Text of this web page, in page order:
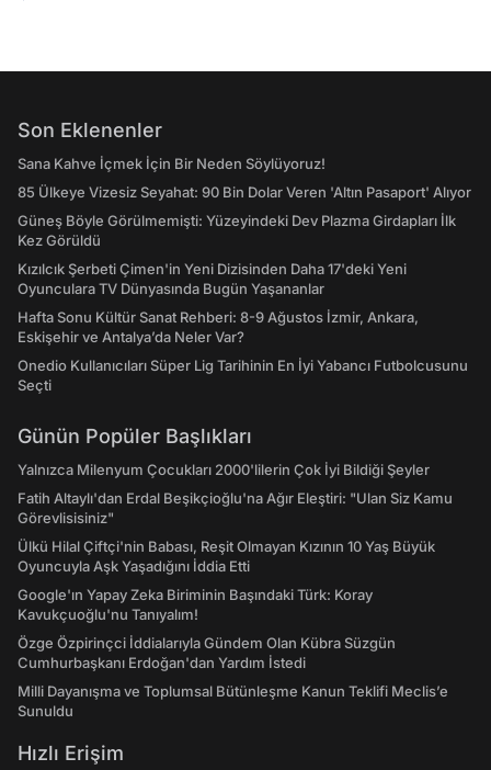
Son Eklenenler
Sana Kahve İçmek İçin Bir Neden Söylüyoruz!
85 Ülkeye Vizesiz Seyahat: 90 Bin Dolar Veren 'Altın Pasaport' Alıyor
Güneş Böyle Görülmemişti: Yüzeyindeki Dev Plazma Girdapları İlk
Kez Görüldü
Kızılcık Şerbeti Çimen'in Yeni Dizisinden Daha 17'deki Yeni
Oyunculara TV Dünyasında Bugün Yaşananlar
Hafta Sonu Kültür Sanat Rehberi: 8-9 Ağustos İzmir, Ankara,
Eskişehir ve Antalya’da Neler Var?
Onedio Kullanıcıları Süper Lig Tarihinin En İyi Yabancı Futbolcusunu
Seçti
Günün Popüler Başlıkları
Yalnızca Milenyum Çocukları 2000'lilerin Çok İyi Bildiği Şeyler
Fatih Altaylı'dan Erdal Beşikçioğlu'na Ağır Eleştiri: "Ulan Siz Kamu
Görevlisisiniz"
Ülkü Hilal Çiftçi'nin Babası, Reşit Olmayan Kızının 10 Yaş Büyük
Oyuncuyla Aşk Yaşadığını İddia Etti
Google'ın Yapay Zeka Biriminin Başındaki Türk: Koray
Kavukçuoğlu'nu Tanıyalım!
Özge Özpirinçci İddialarıyla Gündem Olan Kübra Süzgün
Cumhurbaşkanı Erdoğan'dan Yardım İstedi
Milli Dayanışma ve Toplumsal Bütünleşme Kanun Teklifi Meclis’e
Sunuldu
Hızlı Erişim